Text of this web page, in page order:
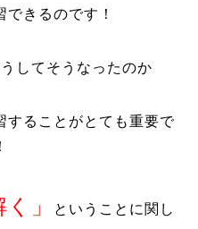
できるのです！
してそうなったのか
することがとても重要で
」
ということに関し